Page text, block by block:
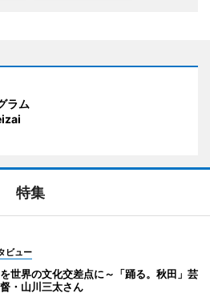
ラム
特集
ビュー
世界の文化交差点に～「踊る。秋田」芸
・山川三太さん